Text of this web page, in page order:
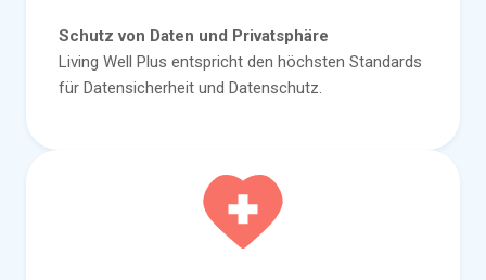
Schutz von Daten und Privatsphäre
Living Well Plus entspricht den höchsten Standards
für Datensicherheit und Datenschutz.